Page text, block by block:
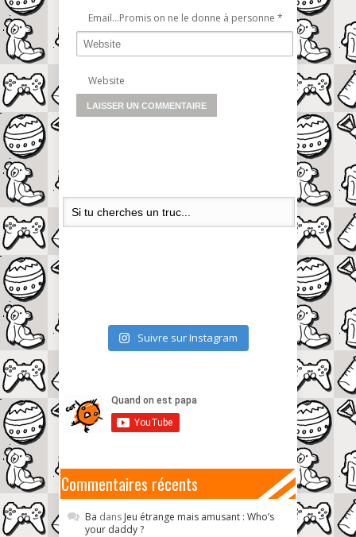
Email...Promis on ne le donne à personne *
Website
Suivre sur Instagram
Commentaires récents
Ba dans Jeu étrange mais amusant : Who’s
your daddy ?